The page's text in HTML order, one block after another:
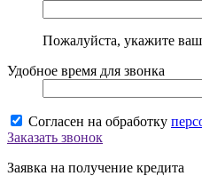
Пожалуйста, укажите
Удобное время для звонка
Согласен на обработку
Заказать звонок
Заявка на получение кредита